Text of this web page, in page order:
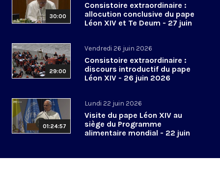
30:00
Consistoire extraordinaire :
allocution conclusive du pape
Léon XIV et Te Deum - 27 juin
29:00
Vendredi 26 juin 2026
Consistoire extraordinaire :
discours introductif du pape
Léon XIV - 26 juin 2026
01:24:57
Lundi 22 juin 2026
Visite du pape Léon XIV au
siège du Programme
alimentaire mondial - 22 juin